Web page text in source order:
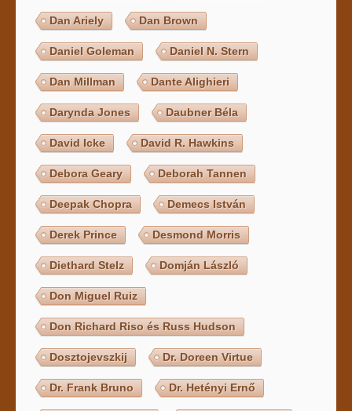
Dan Ariely Dan Brown
Daniel Goleman Daniel N. Stern
Dan Millman Dante Alighieri
Darynda Jones Daubner Béla
David Icke David R. Hawkins
Debora Geary Deborah Tannen
Deepak Chopra Demecs István
Derek Prince Desmond Morris
Diethard Stelz Domján László
Don Miguel Ruiz
Don Richard Riso és Russ Hudson
Dosztojevszkij Dr. Doreen Virtue
Dr. Frank Bruno Dr. Hetényi Ernő